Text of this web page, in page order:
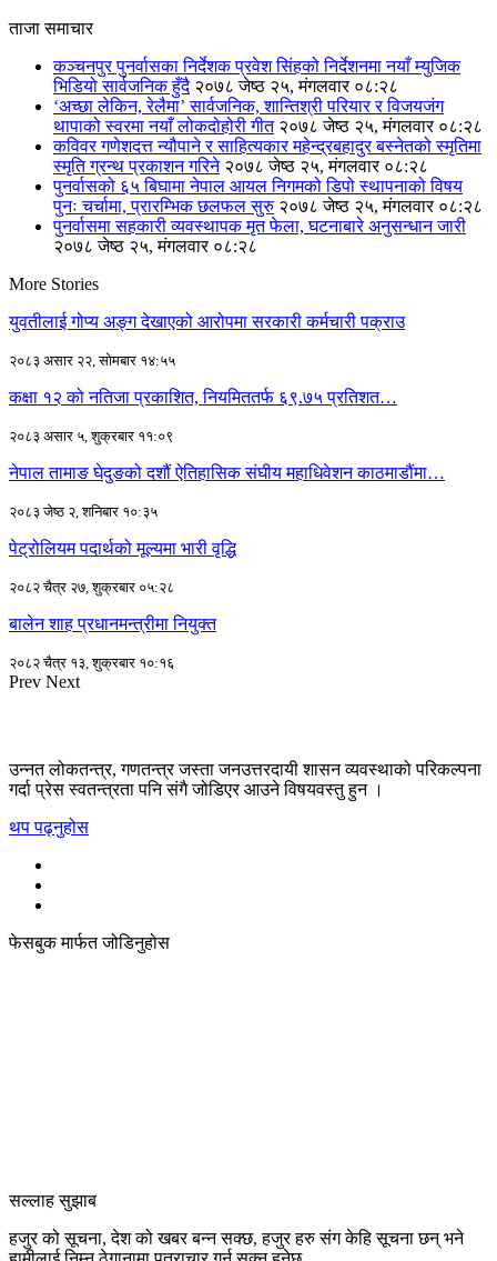
ताजा समाचार
कञ्चनपुर पुनर्वासका निर्देशक प्रवेश सिंहको निर्देशनमा नयाँ म्युजिक
भिडियो सार्वजनिक हुँदै २०७८ जेष्ठ २५, मंगलवार ०८:२८
‘अच्छा लेकिन, रेलैमा’ सार्वजनिक, शान्तिश्री परियार र विजयजंग
थापाको स्वरमा नयाँ लोकदोहोरी गीत २०७८ जेष्ठ २५, मंगलवार ०८:२८
कविवर गणेशदत्त न्यौपाने र साहित्यकार महेन्द्रबहादुर बस्नेतको स्मृतिमा
स्मृति ग्रन्थ प्रकाशन गरिने २०७८ जेष्ठ २५, मंगलवार ०८:२८
पुनर्वासको ६५ बिघामा नेपाल आयल निगमको डिपो स्थापनाको विषय
पुनः चर्चामा, प्रारम्भिक छलफल सुरु २०७८ जेष्ठ २५, मंगलवार ०८:२८
पुनर्वासमा सहकारी व्यवस्थापक मृत फेला, घटनाबारे अनुसन्धान जारी
२०७८ जेष्ठ २५, मंगलवार ०८:२८
More Stories
युवतीलाई गोप्य अङ्ग देखाएको आरोपमा सरकारी कर्मचारी पक्राउ
२०८३ असार २२, सोमबार १४:५५
कक्षा १२ को नतिजा प्रकाशित, नियमिततर्फ ६९.७५ प्रतिशत…
२०८३ असार ५, शुक्रबार ११:०९
नेपाल तामाङ घेदुङको दशौं ऐतिहासिक संघीय महाधिवेशन काठमाडौंमा…
२०८३ जेष्ठ २, शनिबार १०:३५
पेट्रोलियम पदार्थको मूल्यमा भारी वृद्धि
२०८२ चैत्र २७, शुक्रबार ०५:२८
बालेन शाह प्रधानमन्त्रीमा नियुक्त
२०८२ चैत्र १३, शुक्रबार १०:१६
Prev Next
उन्नत लोकतन्त्र, गणतन्त्र जस्ता जनउत्तरदायी शासन व्यवस्थाको परिकल्पना
गर्दा प्रेस स्वतन्त्रता पनि संगै जोडिएर आउने विषयवस्तु हुन ।
थप पढ्नुहोस
फेसबुक मार्फत जोडिनुहोस
सल्लाह सुझाब
हजुर को सूचना, देश को खबर बन्न सक्छ, हजुर हरु संग केहि सूचना छन् भने